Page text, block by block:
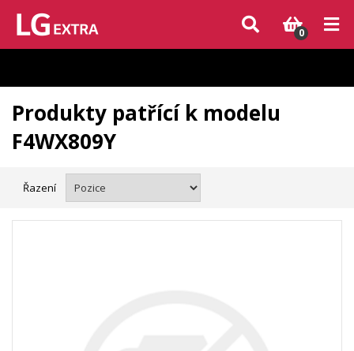
Vzhledem k aktuální situaci se může dodání dílů, které nejsou skladem,
zpozdit. Děkujeme za pochopení.
0
Produkty patřící k modelu
F4WX809Y
Řazení